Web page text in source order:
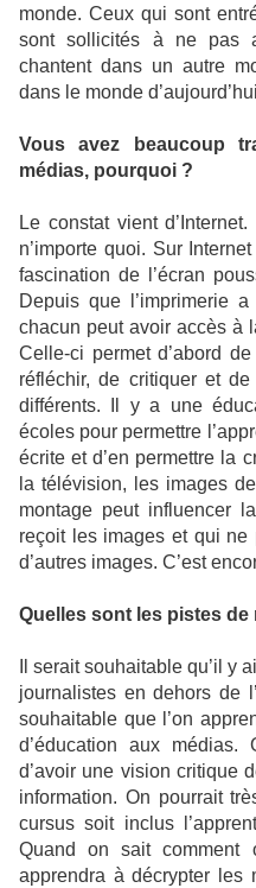
monde. Ceux qui sont
sont sollicités à ne pas
chantent dans un autre
dans le monde
Vous avez beaucoup
médias, pourquoi ?
Le constat vient
n’importe quoi. Sur
fascination de l’écran
Depuis que l’imprimerie
chacun peut avoir accès à
Celle-ci permet d’abord
réfléchir, de critiquer et
différents. Il y a une
écoles pour permettre
écrite et d’en permettre la
la télévision, les images
montage peut influencer
reçoit les images et qui
d’autres images. C’est
Quelles sont les pistes
Il serait souhaitable qu’il y
journalistes en dehors de
souhaitable que l’on
d’éducation aux médias.
d’avoir une vision critique
information. On pourrait
cursus soit inclus
Quand on sait comment
apprendra à décrypter les